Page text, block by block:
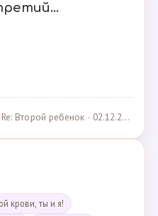
Второй ребенок · 02.12.2023
крови, ты и я!